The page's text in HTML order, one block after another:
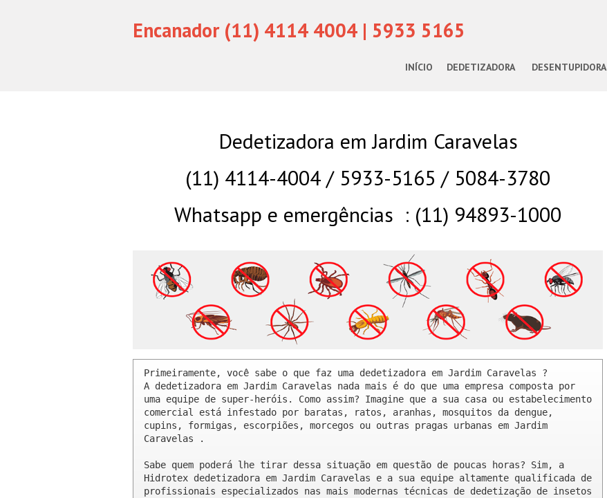
Encanador (11) 4114 4004 | 5933 5165
INÍCIO DEDETIZADORA DESENTUPIDORA
Dedetizadora em Jardim Caravelas
(11) 4114-4004 / 5933-5165 / 5084-3780
Whatsapp e emergências : (11) 94893-1000
Primeiramente, você sabe o que faz uma dedetizadora em Jardim Caravelas ?
A dedetizadora em Jardim Caravelas nada mais é do que uma empresa composta por
uma equipe de super-heróis. Como assim? Imagine que a sua casa ou estabelecimento
comercial está infestado por baratas, ratos, aranhas, mosquitos da dengue,
cupins, formigas, escorpiões, morcegos ou outras pragas urbanas em Jardim
Caravelas .
Sabe quem poderá lhe tirar dessa situação em questão de poucas horas? Sim, a
Hidrotex dedetizadora em Jardim Caravelas e a sua equipe altamente qualificada de
profissionais especializados nas mais modernas técnicas de dedetização de insetos